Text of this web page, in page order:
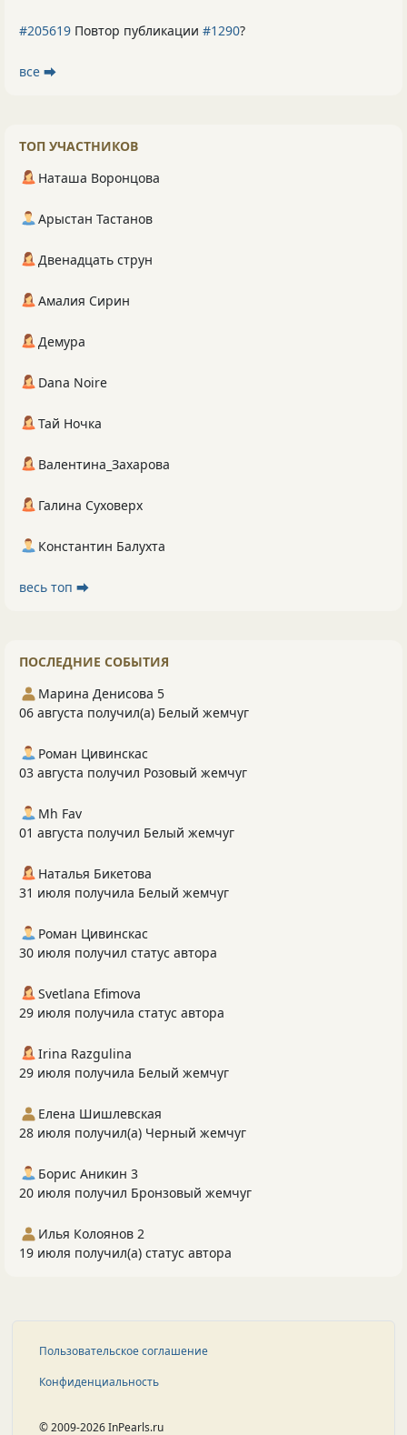
#205619 Повтор публикации #1290?
все ⮕
ТОП УЧАСТНИКОВ
Наташа Воронцова
Арыстан Тастанов
Двенадцать струн
Амалия Сирин
Демура
Dana Noire
Тай Ночка
Валентина_Захарова
Галина Суховерх
Константин Балухта
весь топ ⮕
ПОСЛЕДНИЕ СОБЫТИЯ
Марина Денисова 5
06 августа получил(а) Белый жемчуг
Роман Цивинскас
03 августа получил Розовый жемчуг
Mh Fav
01 августа получил Белый жемчуг
Наталья Бикетова
31 июля получила Белый жемчуг
Роман Цивинскас
30 июля получил статус автора
Svetlana Efimova
29 июля получила статус автора
Irina Razgulina
29 июля получила Белый жемчуг
Елена Шишлевская
28 июля получил(а) Черный жемчуг
Борис Аникин 3
20 июля получил Бронзовый жемчуг
Илья Колоянов 2
19 июля получил(а) статус автора
Пользовательское соглашение
Конфиденциальность
© 2009-2026 InPearls.ru